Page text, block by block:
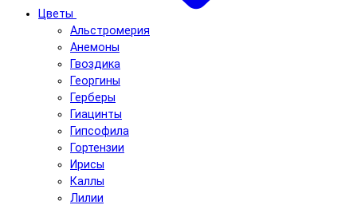
Цветы
Альстромерия
Анемоны
Гвоздика
Георгины
Герберы
Гиацинты
Гипсофила
Гортензии
Ирисы
Каллы
Лилии